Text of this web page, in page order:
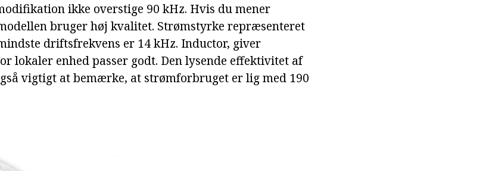
ikke overstige 90 kHz. Hvis du mener
bruger høj kvalitet. Strømstyrke repræsenteret
driftsfrekvens er 14 kHz. Inductor, giver
lokaler enhed passer godt. Den lysende effektivitet af
vigtigt at bemærke, at strømforbruget er lig med 190